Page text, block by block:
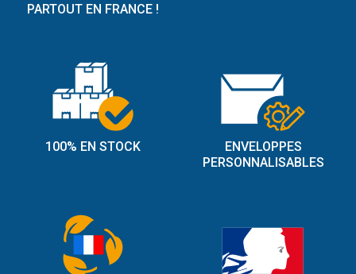
PARTOUT EN FRANCE !
100% EN STOCK
ENVELOPPES
PERSONNALISABLES